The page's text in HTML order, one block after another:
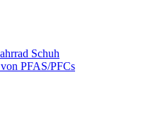
Schuh
PFAS/PFCs